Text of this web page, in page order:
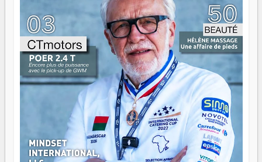
n'est pas un combat de générations — c'est une question
d'équipage. Partagez vos réussites, mais aussi vos échecs.
Surtout vos échecs, d'ailleurs — ils enseignent mieux que
n'importe quel manuel. À Madagascar, la barque avance.
Il faut juste s'assurer que tout le monde rame dans le
même sens.